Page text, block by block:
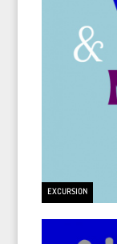
EXCURSION